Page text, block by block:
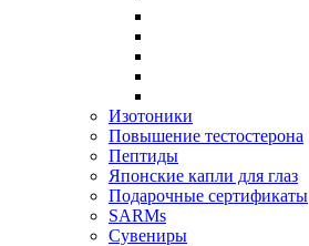
Изотоники
Повышение тестостерона
Пептиды
Японские капли для глаз
Подарочные сертификаты
SARMs
Сувениры